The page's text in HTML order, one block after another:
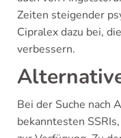
Zeiten steigender
Cipralex dazu bei,
verbessern.
Bei der Suche nach
bekanntesten